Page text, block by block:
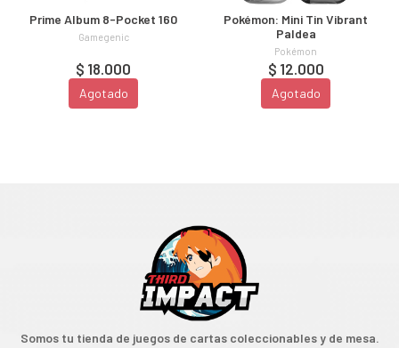
Prime Album 8-Pocket 160
Gamegenic
$ 18.000
Agotado
Pokémon: Mini Tin Vibrant
Paldea
Pokémon
$ 12.000
Agotado
Somos tu tienda de juegos de cartas coleccionables y de mesa.